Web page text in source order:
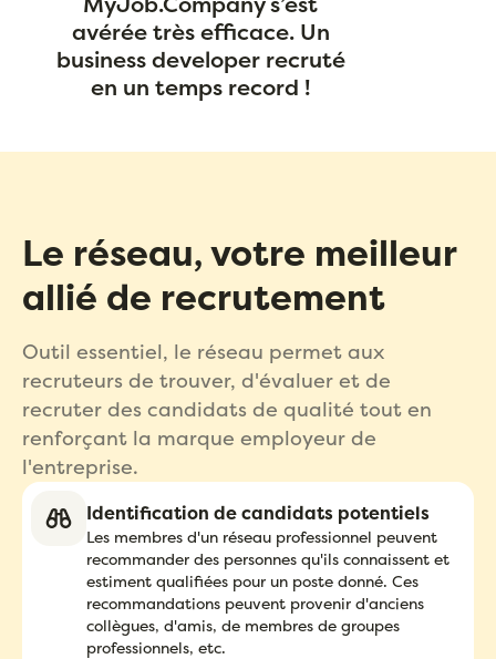
avérée très efficace. Un
business developer recruté
en un temps record !
Le réseau, votre meilleur
allié de recrutement
Outil essentiel, le réseau permet aux
recruteurs de trouver, d'évaluer et de
recruter des candidats de qualité tout en
renforçant la marque employeur de
l'entreprise.
Identification de candidats potentiels
Les membres d'un réseau professionnel peuvent
recommander des personnes qu'ils connaissent et
estiment qualifiées pour un poste donné. Ces
recommandations peuvent provenir d'anciens
collègues, d'amis, de membres de groupes
professionnels, etc.